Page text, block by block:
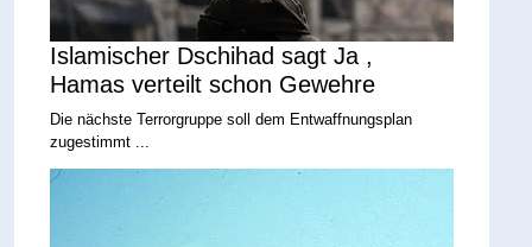
Islamischer Dschihad sagt Ja ,
Hamas verteilt schon Gewehre
Die nächste Terrorgruppe soll dem Entwaffnungsplan
zugestimmt ...